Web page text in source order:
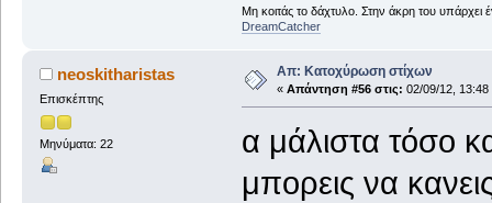
Μη κοιτάς το δάχτυλο. Στην άκρη του υπάρχει
DreamCatcher
neoskitharistas
Επισκέπτης
Μηνύματα: 22
Απ: Κατοχύρωση στίχων
« Απάντηση #56 στις: 02/09/12, 13:48
α μάλιστα τόσο
μπορεις να